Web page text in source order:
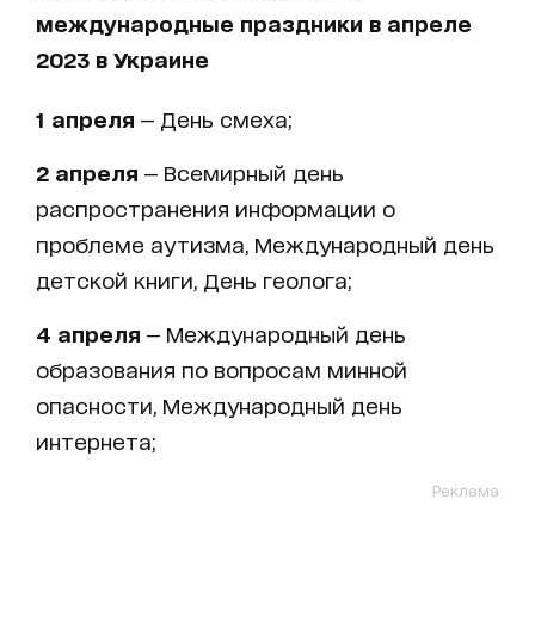
международные праздники в апреле
2023 в Украине
1 апреля — День смеха;
2 апреля — Всемирный день
распространения информации о
проблеме аутизма, Международный день
детской книги, День геолога;
4 апреля — Международный день
образования по вопросам минной
опасности, Международный день
интернета;
Реклама